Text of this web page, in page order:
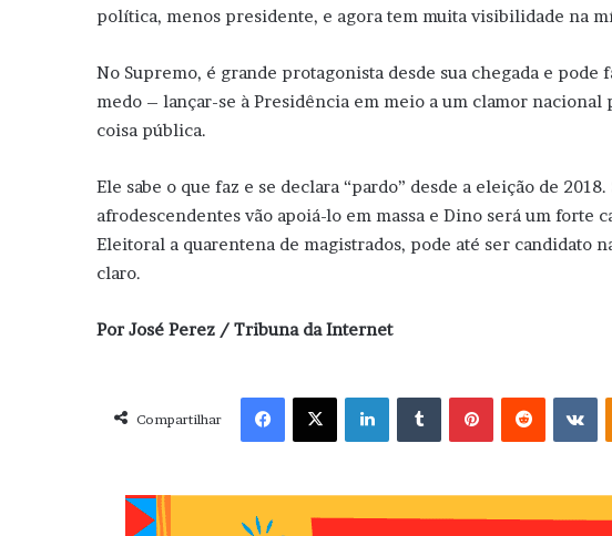
política, menos presidente, e agora tem muita visibilidade na
No Supremo, é grande protagonista desde sua chegada e pode
medo – lançar-se à Presidência em meio a um clamor
coisa pública.
Ele sabe o que faz e se declara “pardo” desde a eleição de
afrodescendentes vão apoiá-lo em massa e Dino será um forte
Eleitoral a quarentena de magistrados, pode até ser candidato
claro.
Por José Perez / Tribuna da Internet
Compartilhar
Facebook X Linkedin VK